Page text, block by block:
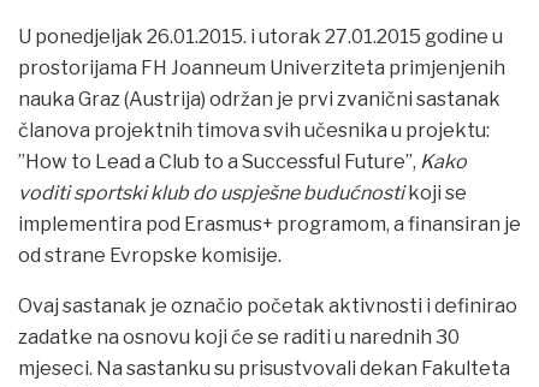
U ponedjeljak 26.01.2015. i utorak 27.01.2015 godine u
prostorijama FH Joanneum Univerziteta primjenjenih
nauka Graz (Austrija) održan je prvi zvanični sastanak
članova projektnih timova svih učesnika u projektu:
”How to Lead a Club to a Successful Future”, Kako
voditi sportski klub do uspješne budućnostikoji se
implementira pod Erasmus+ programom, a finansiran je
od strane Evropske komisije.
Ovaj sastanak je označio početak aktivnosti i definirao
zadatke na osnovu koji će se raditi u narednih 30
mjeseci. Na sastanku su prisustvovali dekan Fakulteta